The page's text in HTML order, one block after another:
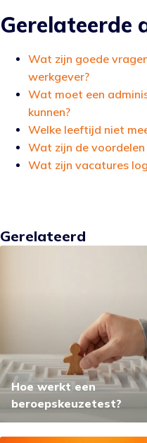
Gerelateerde
Wat zijn goede
werkgever?
Wat moet een
kunnen?
Welke leeftijd niet
Wat zijn de
Wat zijn vacatures
Gerelateerd
Hoe werkt een
beroepskeuzetest?